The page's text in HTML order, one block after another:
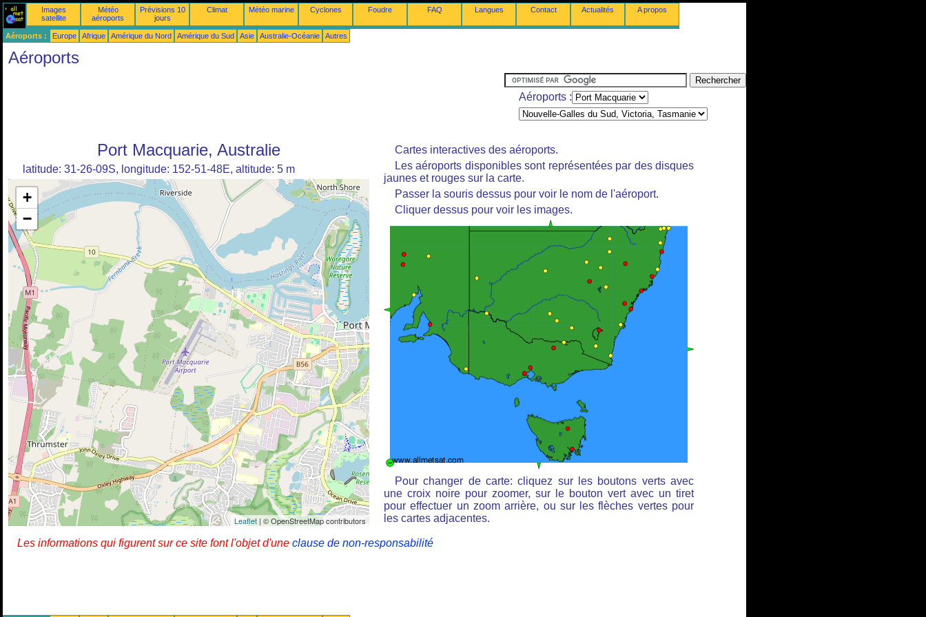
Images
satellite
Météo
aéroports
Prévisions 10
jours
Climat Météo marine Cyclones Foudre FAQ Langues Contact Actualités A propos
Aéroports : Europe Afrique Amérique du Nord Amérique du Sud Asie Australie-Océanie Autres
Aéroports
Aéroports :
Port Macquarie, Australie
latitude: 31-26-09S, longitude: 152-51-48E, altitude: 5 m
+
−
Leaflet | © OpenStreetMap contributors
Cartes interactives des aéroports.
Les aéroports disponibles sont représentées par des disques
jaunes et rouges sur la carte.
Passer la souris dessus pour voir le nom de l'aéroport.
Cliquer dessus pour voir les images.
Pour changer de carte: cliquez sur les boutons verts avec
une croix noire pour zoomer, sur le bouton vert avec un tiret
pour effectuer un zoom arrière, ou sur les flèches vertes pour
les cartes adjacentes.
Les informations qui figurent sur ce site font l'objet d'une clause de non-responsabilité